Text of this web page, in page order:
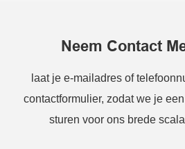
Neem Contact
laat je e-mailadres of
contactformulier, zodat we je
sturen voor ons brede